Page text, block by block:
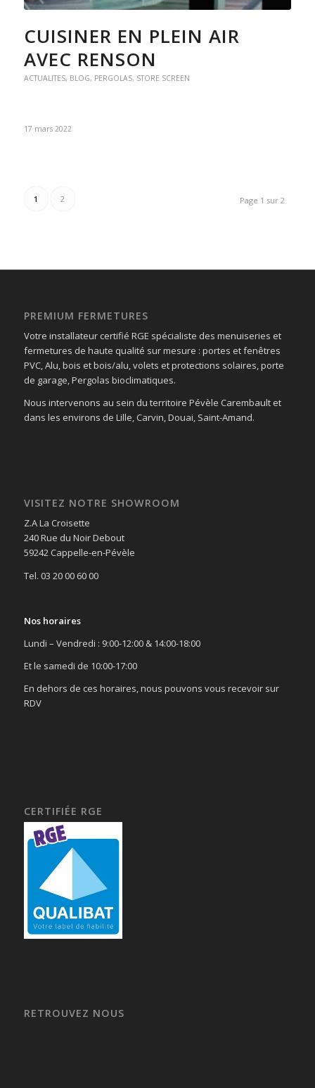
CUISINER EN PLEIN AIR
AVEC RENSON
ACTUALITES, BLOG, PERGOLAS, STORE SCREEN
17 mars 2022
Page 1 sur 2
1 2
PREMIUM FERMETURES
Votre installateur certifié RGE spécialiste des menuiseries et
fermetures de haute qualité sur mesure : portes et fenêtres
PVC, Alu, bois et bois/alu, volets et protections solaires, porte
de garage, Pergolas bioclimatiques.
Nous intervenons au sein du territoire Pévèle Carembault et
dans les environs de Lille, Carvin, Douai, Saint-Amand.
VISITEZ NOTRE SHOWROOM
Z.A La Croisette
240 Rue du Noir Debout
59242 Cappelle-en-Pévèle
Tel. 03 20 00 60 00
Nos horaires
Lundi – Vendredi : 9:00-12:00 & 14:00-18:00
Et le samedi de 10:00-17:00
En dehors de ces horaires, nous pouvons vous recevoir sur
RDV
CERTIFIÉE RGE
RETROUVEZ NOUS